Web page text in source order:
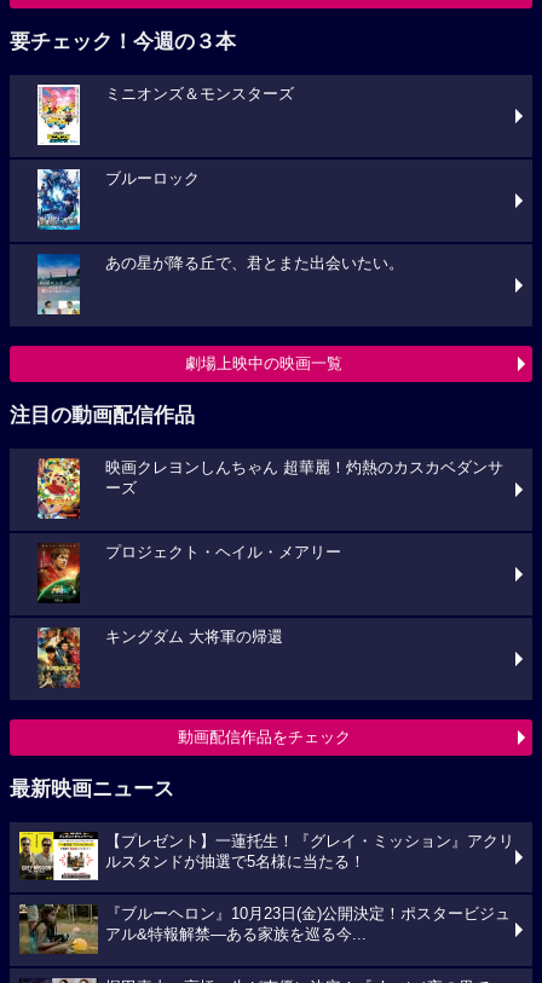
要チェック！今週の３本
ミニオンズ＆モンスターズ
ブルーロック
あの星が降る丘で、君とまた出会いたい。
劇場上映中の映画一覧
注目の動画配信作品
映画クレヨンしんちゃん 超華麗！灼熱のカスカベダンサ
ーズ
プロジェクト・ヘイル・メアリー
キングダム 大将軍の帰還
動画配信作品をチェック
最新映画ニュース
【プレゼント】一蓮托生！『グレイ・ミッション』アクリ
ルスタンドが抽選で5名様に当たる！
『ブルーヘロン』10月23日(金)公開決定！ポスタービジュ
アル&特報解禁―ある家族を巡る今...